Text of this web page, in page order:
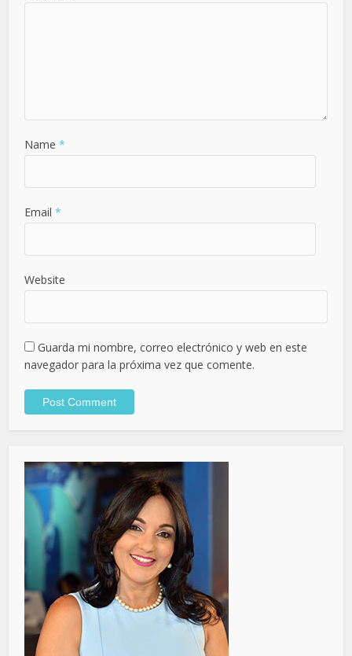
Name *
Email *
Website
Guarda mi nombre, correo electrónico y web en este
navegador para la próxima vez que comente.